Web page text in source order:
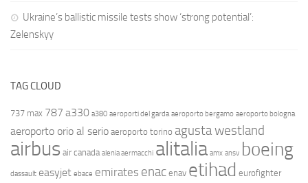
Ukraine’s ballistic missile tests show ‘strong potential’:
Zelenskyy
TAG CLOUD
737 max 787 a330 a380 aeroporti del garda aeroporto bergamo aeroporto bologna
aeroporto orio al serio aeroporto torino agusta westland
airbus air canada alenia aermacchi alitalia amx ansv boeing
dassault easyjet ebace emirates enac enav etihad eurofighter